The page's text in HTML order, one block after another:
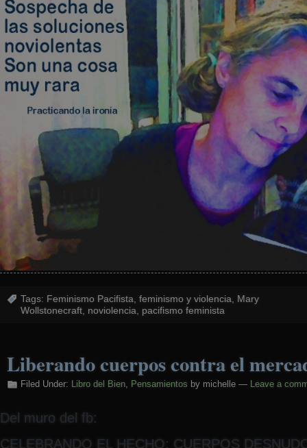
Tags: Feminismo Pacifista feminismo y violencia
Mary
Wollstonecraft noviolencia pacifismo feminista
Liberando cuerpos contra el
Filed Under: Libro del Bien Pensamientos by michelle — Leave a
Del muro del fb:
CELEBRANDO EL HECHO: CUERPOS